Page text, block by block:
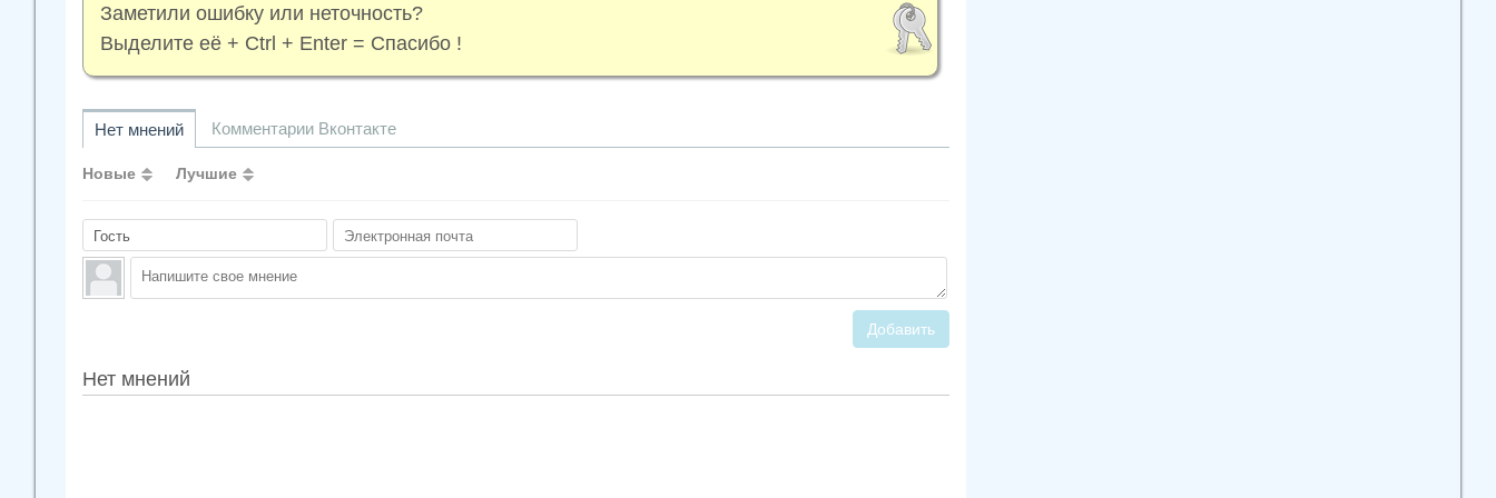
Заметили ошибку или неточность?
Выделите её + Ctrl + Enter = Спасибо !
Нет мнений Комментарии Вконтакте
Новые Лучшие
Добавить
Нет мнений